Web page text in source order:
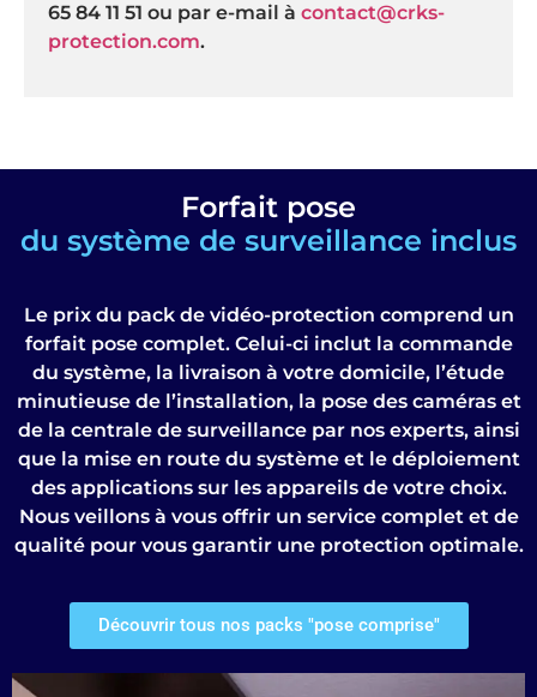
65 84 11 51 ou par e-mail à contact@crks-
protection.com.
Forfait pose
du système de surveillance inclus
Le prix du pack de vidéo-protection comprend un
forfait pose complet. Celui-ci inclut la commande
du système, la livraison à votre domicile, l’étude
minutieuse de l’installation, la pose des caméras et
de la centrale de surveillance par nos experts, ainsi
que la mise en route du système et le déploiement
des applications sur les appareils de votre choix.
Nous veillons à vous offrir un service complet et de
qualité pour vous garantir une protection optimale.
Découvrir tous nos packs "pose comprise"